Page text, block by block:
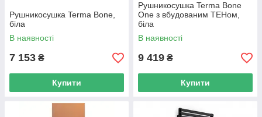
Рушникосушка Terma Bone,
біла
В наявності
7 153 ₴
Купити
Рушникосушка Terma Bone
One з вбудованим ТЕНом,
біла
В наявності
9 419 ₴
Купити